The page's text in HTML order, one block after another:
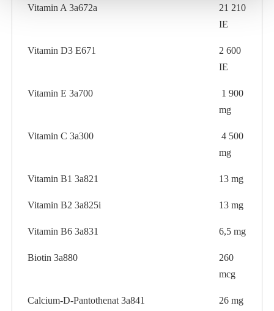
Vitamin A 3a672a
21 210
IE
Vitamin D3 E671
2 600
IE
Vitamin E 3a700
1 900
mg
Vitamin C 3a300
4 500
mg
Vitamin B1 3a821 13 mg
Vitamin B2 3a825i 13 mg
Vitamin B6 3a831 6,5 mg
Biotin 3a880
260
mcg
Calcium-D-Pantothenat 3a841 26 mg